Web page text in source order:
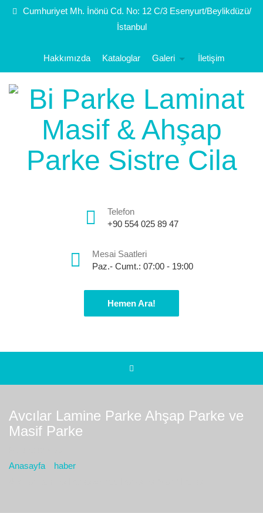
Cumhuriyet Mh. İnönü Cd. No: 12 C/3 Esenyurt/Beylikdüzü/
İstanbul
Hakkımızda Kataloglar Galeri İletişim
Telefon
+90 554 025 89 47
Mesai Saatleri
Paz.- Cumt.: 07:00 - 19:00
Hemen Ara!
Avcılar Lamine Parke Ahşap Parke ve
Masif Parke
Anasayfa
haber